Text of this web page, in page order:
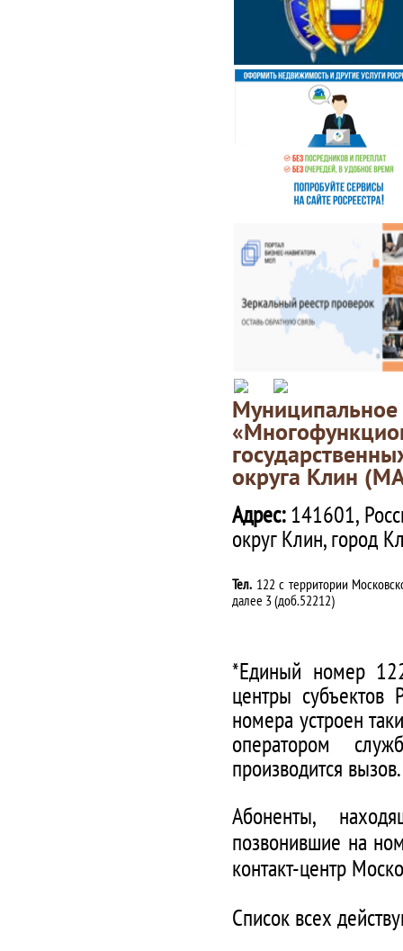
округа Клин
Адрес:141601,
округ Клин, город
Тел. 122 с территории
далее 3 (доб.52212)
*Единый номер
центры субъектов
номера устроен
оператором
производится вызов.
Абоненты,
позвонившие на
контакт-центр
Список всех